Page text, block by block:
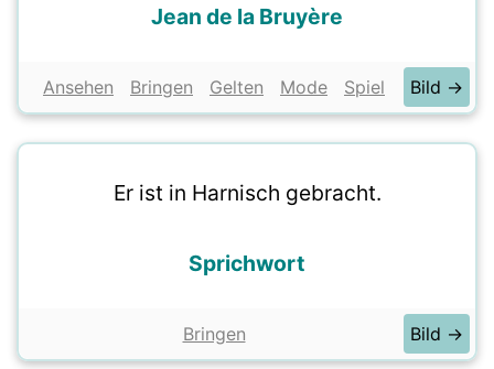
Jean de la Bruyère
Ansehen Bringen Gelten Mode Spiel Bild →
Er ist in Harnisch gebracht.
Sprichwort
Bringen Bild →